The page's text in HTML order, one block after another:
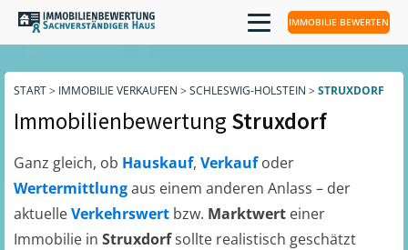
IMMOBILIE BEWERTEN
START> IMMOBILIE VERKAUFEN > SCHLESWIG-HOLSTEIN > STRUXDORF
ImmobilienbewertungStruxdorf
Ganz gleich, ob Hauskauf, Verkaufoder
Wertermittlungaus einem anderen Anlass – der
aktuelleVerkehrswert bzw. Marktwert einer
Immobilie in Struxdorfsollte realistisch geschätzt